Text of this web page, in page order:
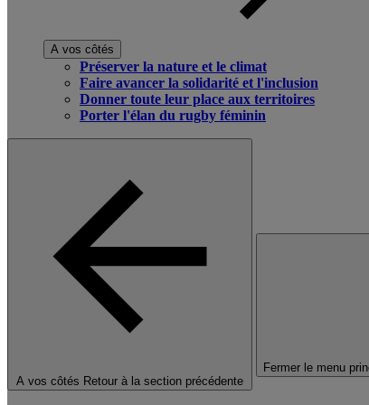
A vos côtés
Préserver la nature et le climat
Faire avancer la solidarité et l'inclusion
Donner toute leur place aux territoires
Porter l'élan du rugby féminin
A vos côtés Retour à la section précédente
Fermer le menu